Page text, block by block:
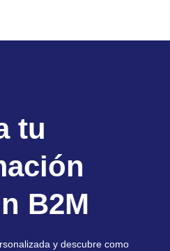
tu
B2M
y descubre como